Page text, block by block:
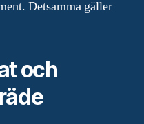
Detsamma gäller
och